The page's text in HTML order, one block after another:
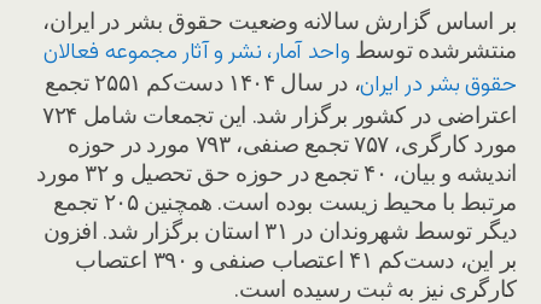
بر اساس گزارش سالانه وضعیت حقوق بشر در ایران،
منتشرشده توسط واحد آمار، نشر و آثار مجموعه فعالان
حقوق بشر در ایران
، در سال ۱۴۰۴ دست‌کم ۲۵۵۱ تجمع
اعتراضی در کشور برگزار شد. این تجمعات شامل ۷۲۴
مورد کارگری، ۷۵۷ تجمع صنفی، ۷۹۳ مورد در حوزه
اندیشه و بیان، ۴۰ تجمع در حوزه حق تحصیل و ۳۲ مورد
مرتبط با محیط زیست بوده است. همچنین ۲۰۵ تجمع
دیگر توسط شهروندان در ۳۱ استان برگزار شد. افزون
بر این، دست‌کم ۴۱ اعتصاب صنفی و ۳۹۰ اعتصاب
کارگری نیز به ثبت رسیده است.